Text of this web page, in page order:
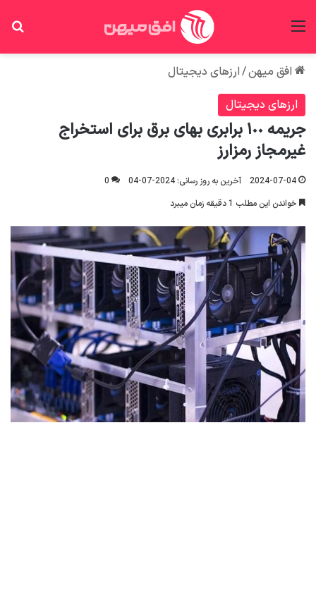
افق میهن/ارزهای دیجیتال
ارزهای دیجیتال
جریمه ١٠٠ برابری بهای برق برای استخراج
غیرمجاز رمزارز
2024-07-04 آخرین به روز رسانی: 2024-07-04
0
خواندن این مطلب 1 دقیقه زمان میبرد